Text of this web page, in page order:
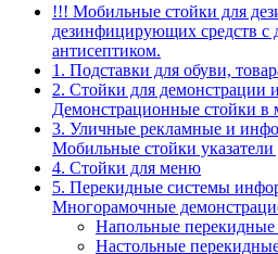
!!! Мобильные стойки для
дезинфицирующих средств с
антисептиком.
1. Подставки для обуви,
2. Стойки для демонстрации
Демонстрационные стойки в
3. Уличные рекламные и
Мобильные стойки
4. Стойки для меню
5. Перекидные системы
Многорамочные
Напольные перекидные
Настольные